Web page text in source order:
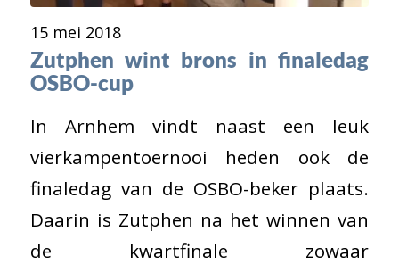
15 mei 2018
Zutphen wint brons in finaledag
OSBO-cup
In Arnhem vindt naast een leuk
vierkampentoernooi heden ook de
finaledag van de OSBO-beker plaats.
Daarin is Zutphen na het winnen van
de kwartfinale zowaar